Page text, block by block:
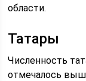
области.
Татары
Численность
отмечалось